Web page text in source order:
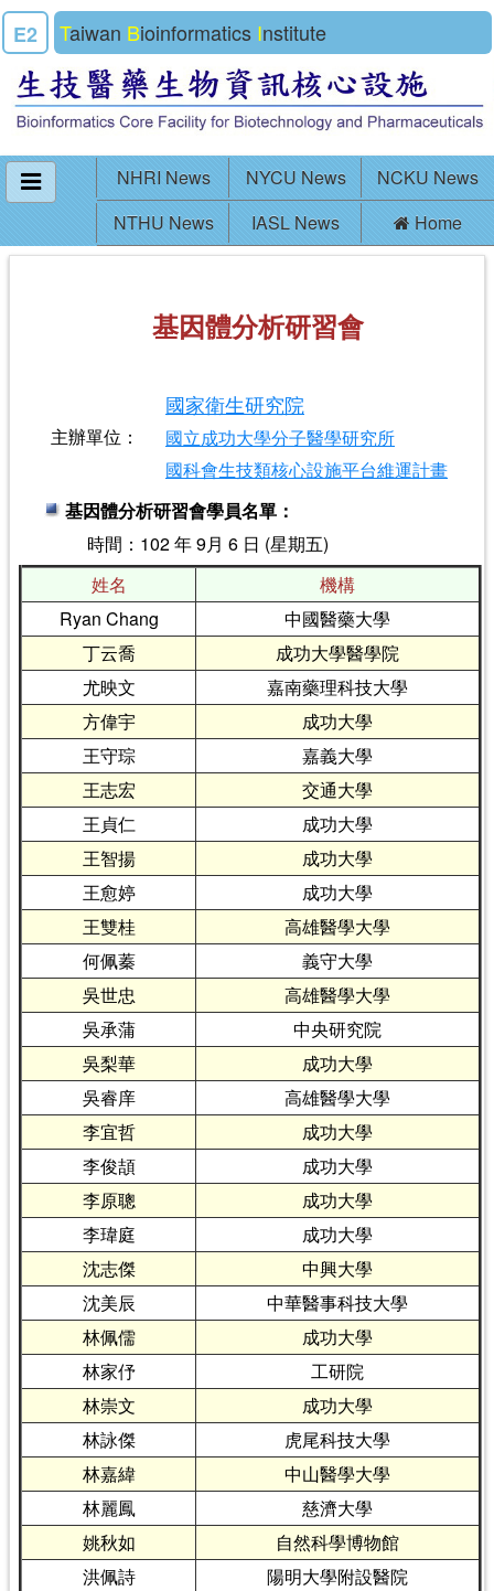
E2 Taiwan Bioinformatics Institute
NHRI News NYCU News
NCKU News
NTHU News
IASL News Home
基因體分析研習會
主辦單位：
國家衛生研究院
國立成功大學分子醫學研究所
國科會生技類核心設施平台維運計畫
基因體分析研習會學員名單：
時間：102 年 9月 6 日 (星期五)
姓名
機構
Ryan Chang
中國醫藥大學
丁云喬
成功大學醫學院
尤映文
嘉南藥理科技大學
方偉宇
成功大學
王守琮
嘉義大學
王志宏
交通大學
王貞仁
成功大學
王智揚
成功大學
王愈婷
成功大學
王雙桂
高雄醫學大學
何佩蓁
義守大學
吳世忠
高雄醫學大學
吳承蒲
中央研究院
吳梨華
成功大學
吳睿庠
高雄醫學大學
李宜哲
成功大學
李俊頡
成功大學
李原聰
成功大學
李瑋庭
成功大學
沈志傑
中興大學
沈美辰
中華醫事科技大學
林佩儒
成功大學
林家伃
工研院
林崇文
成功大學
林詠傑
虎尾科技大學
林嘉緯
中山醫學大學
林麗鳳
慈濟大學
姚秋如
自然科學博物館
洪佩詩
陽明大學附設醫院